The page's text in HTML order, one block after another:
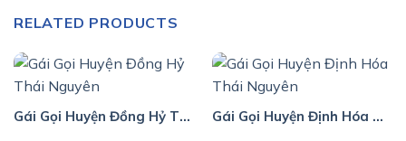
RELATED PRODUCTS
Gái Gọi Huyện Đồng Hỷ Thái Nguyên Gái Gọi Huyện Định Hóa Thái Nguyên